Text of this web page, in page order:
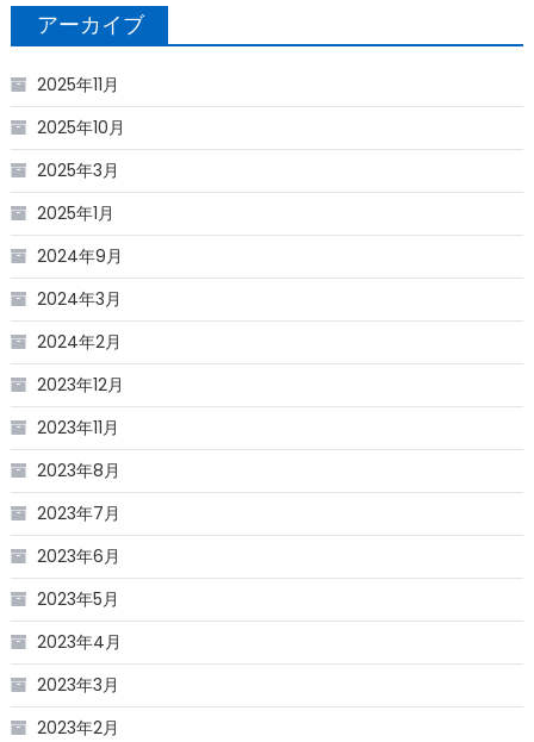
アーカイブ
2025年11月
2025年10月
2025年3月
2025年1月
2024年9月
2024年3月
2024年2月
2023年12月
2023年11月
2023年8月
2023年7月
2023年6月
2023年5月
2023年4月
2023年3月
2023年2月